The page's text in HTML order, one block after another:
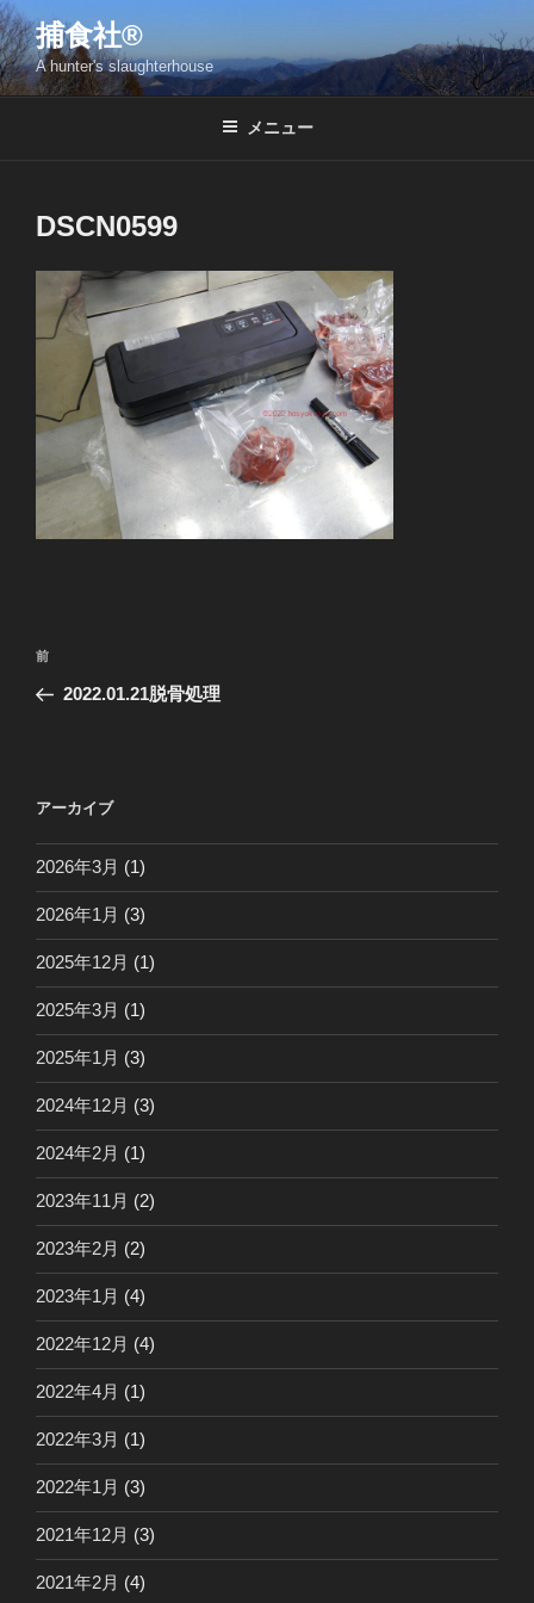
コ
ン
テ
ン
捕食社®
A hunter's slaughterhouse
メニュー
DSCN0599
投
ナ
ー
シ
ョ
ン
前
の
前
2022.01.21脱骨処理
アーカイブ
2026年3月 (1)
2026年1月 (3)
2025年12月 (1)
2025年3月 (1)
2025年1月 (3)
2024年12月 (3)
2024年2月 (1)
2023年11月 (2)
2023年2月 (2)
2023年1月 (4)
2022年12月 (4)
2022年4月 (1)
2022年3月 (1)
2022年1月 (3)
2021年12月 (3)
2021年2月 (4)